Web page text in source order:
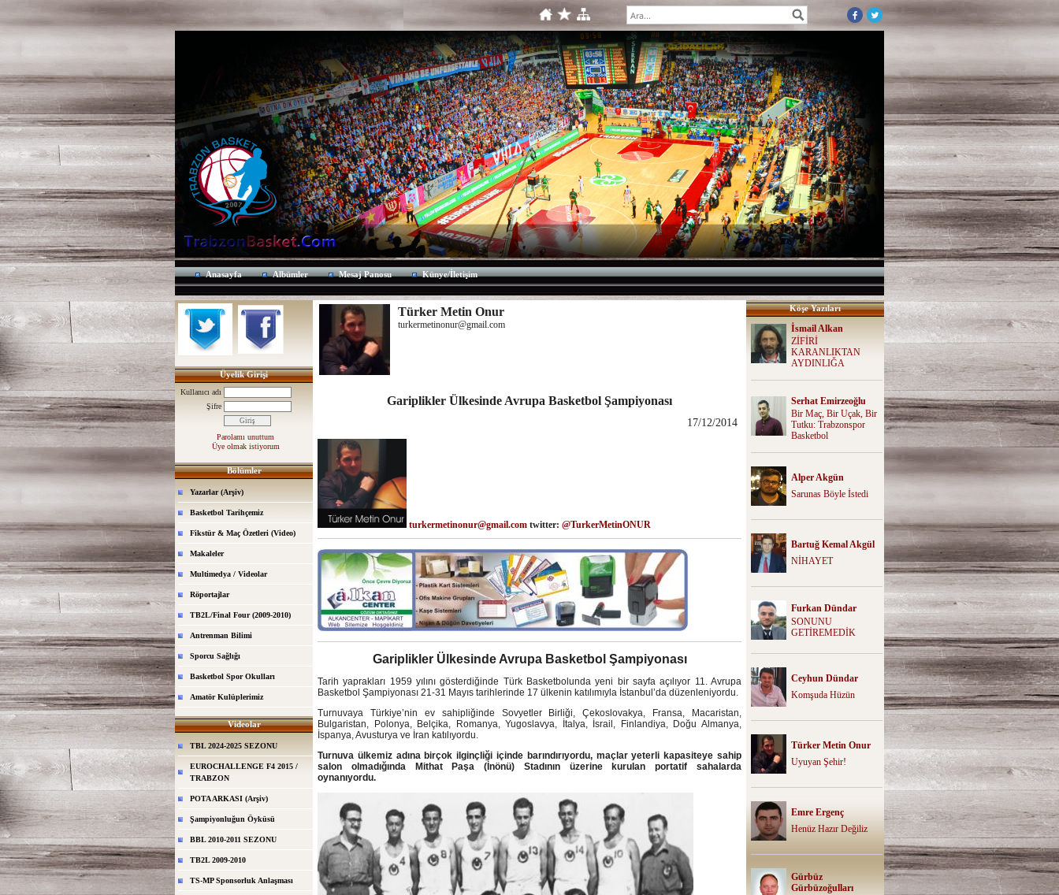
Anasayfa Albümler Mesaj Panosu Künye/İletişim
Üyelik Girişi
Kullanıcı adı
Şifre
Parolamı unuttum
Üye olmak istiyorum
Bölümler
Yazarlar (Arşiv)
Basketbol Tarihçemiz
Fikstür & Maç Özetleri (Video)
Makaleler
Multimedya / Videolar
Röportajlar
TB2L/Final Four (2009-2010)
Antrenman Bilimi
Sporcu Sağlığı
Basketbol Spor Okulları
Amatör Kulüplerimiz
Videolar
TBL 2024-2025 SEZONU
EUROCHALLENGE F4 2015 /
TRABZON
POTA ARKASI (Arşiv)
Şampiyonluğun Öyküsü
BBL 2010-2011 SEZONU
TB2L 2009-2010
TS-MP Sponsorluk Anlaşması
Türker Metin Onur
turkermetinonur@gmail.com
Gariplikler Ülkesinde Avrupa Basketbol Şampiyonası
17/12/2014
turkermetinonur@gmail.com twitter: @TurkerMetinONUR
Gariplikler Ülkesinde Avrupa Basketbol Şampiyonası
Tarih yaprakları 1959 yılını gösterdiğinde Türk Basketbolunda yeni bir sayfa açılıyor 11. Avrupa
Basketbol Şampiyonası 21-31 Mayıs tarihlerinde 17 ülkenin katılımıyla İstanbul’da düzenleniyordu.
Turnuvaya Türkiye’nin ev sahipliğinde Sovyetler Birliği, Çekoslovakya, Fransa, Macaristan,
Bulgaristan, Polonya, Belçika, Romanya, Yugoslavya, İtalya, İsrail, Finlandiya, Doğu Almanya,
İspanya, Avusturya ve İran katılıyordu.
Turnuva ülkemiz adına birçok ilginçliği içinde barındırıyordu, maçlar yeterli kapasiteye sahip
salon olmadığında Mithat Paşa (İnönü) Stadının üzerine kurulan portatif sahalarda
oynanıyordu.
Köşe Yazıları
İsmail Alkan
ZİFİRİ
KARANLIKTAN
AYDINLIĞA
Serhat Emirzeoğlu
Bir Maç, Bir Uçak, Bir
Tutku: Trabzonspor
Basketbol
Alper Akgün
Sarunas Böyle İstedi
Bartuğ Kemal Akgül
NİHAYET
Furkan Dündar
SONUNU
GETİREMEDİK
Ceyhun Dündar
Komşuda Hüzün
Türker Metin Onur
Uyuyan Şehir!
Emre Ergenç
Henüz Hazır Değiliz
Gürbüz
Gürbüzoğulları